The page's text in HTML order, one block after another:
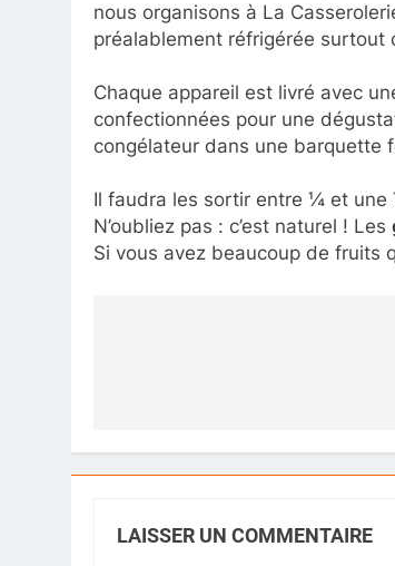
nous organisons à La
préalablement réfrigérée surtout
Chaque appareil est livré avec
confectionnées pour une
congélateur dans une barquette
Il faudra les sortir entre ¼ et
N’oubliez pas : c’est naturel ! Les
Si vous avez beaucoup de fruits
LAISSER UN COMMENTAIRE